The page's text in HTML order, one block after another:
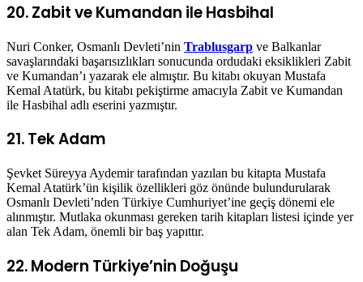
20. Zabit ve Kumandan ile Hasbihal
Nuri Conker, Osmanlı Devleti’nin Trablusgarp ve Balkanlar
savaşlarındaki başarısızlıkları sonucunda ordudaki eksiklikleri Zabit
ve Kumandan’ı yazarak ele almıştır. Bu kitabı okuyan Mustafa
Kemal Atatürk, bu kitabı pekiştirme amacıyla Zabit ve Kumandan
ile Hasbihal adlı eserini yazmıştır.
21. Tek Adam
Şevket Süreyya Aydemir tarafından yazılan bu kitapta Mustafa
Kemal Atatürk’ün kişilik özellikleri göz önünde bulundurularak
Osmanlı Devleti’nden Türkiye Cumhuriyet’ine geçiş dönemi ele
alınmıştır. Mutlaka okunması gereken tarih kitapları listesi içinde yer
alan Tek Adam, önemli bir baş yapıttır.
22. Modern Türkiye’nin Doğuşu